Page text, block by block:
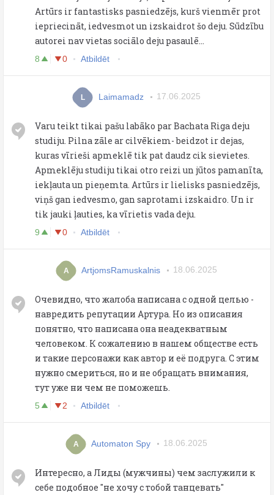
Artūrs ir fantastisks pasniedzējs, kurš vienmēr prot
iepriecināt, iedvesmot un izskaidrot šo deju. Sūdzību
autorei nav vietas sociālo deju pasaulē...
8 0 Atbildēt
L Laimamadz 17.06.2025
Varu teikt tikai pašu labāko par Bachata Riga deju
studiju. Pilna zāle ar cilvēkiem- beidzot ir dejas,
kuras vīrieši apmeklē tik pat daudz cik sievietes.
Apmeklēju studiju tikai otro reizi un jūtos pamanīta,
iekļauta un pieņemta. Artūrs ir lielisks pasniedzējs,
viņš gan iedvesmo, gan saprotami izskaidro. Un ir
tik jauki ļauties, ka vīrietis vada deju.
9 0 Atbildēt
A ArtjomsRamuskalnis 18.06.2025
Очевидно, что жалоба написана с одной целью -
навредить репутации Артура. Но из описания
понятно, что написана она неадекватным
человеком. К сожалению в нашем обществе есть
и такие персонажи как автор и её подруга. С этим
нужно смериться, но и не обращать внимания,
тут уже ни чем не поможешь.
5 2 Atbildēt
A Automaton Spy 18.06.2025
Интересно, а Лиды (мужчины) чем заслужили к
себе подобное "не хочу с тобой танцевать"